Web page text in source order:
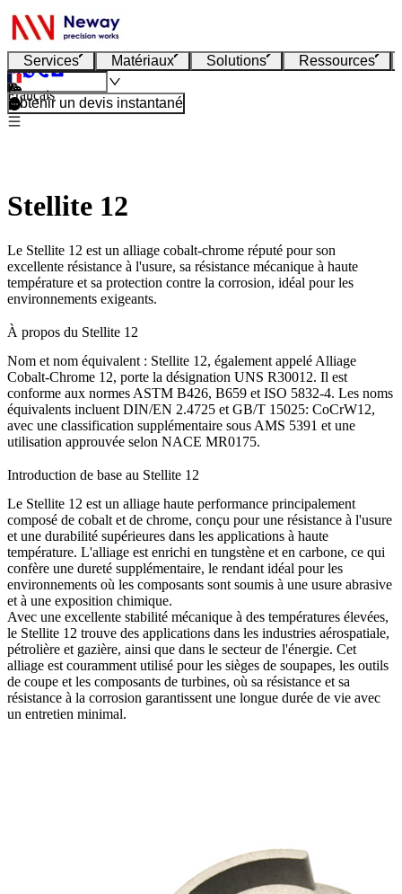
Services Matériaux Solutions Ressources
Français
Obtenir un devis instantané
Stellite 12
Le Stellite 12 est un alliage cobalt-chrome réputé pour son
excellente résistance à l'usure, sa résistance mécanique à haute
température et sa protection contre la corrosion, idéal pour les
environnements exigeants.
À propos du Stellite 12
Nom et nom équivalent : Stellite 12, également appelé Alliage
Cobalt-Chrome 12, porte la désignation UNS R30012. Il est
conforme aux normes ASTM B426, B659 et ISO 5832-4. Les noms
équivalents incluent DIN/EN 2.4725 et GB/T 15025: CoCrW12,
avec une classification supplémentaire sous AMS 5391 et une
utilisation approuvée selon NACE MR0175.
Introduction de base au Stellite 12
Le Stellite 12 est un alliage haute performance principalement
composé de cobalt et de chrome, conçu pour une résistance à l'usure
et une durabilité supérieures dans les applications à haute
température. L'alliage est enrichi en tungstène et en carbone, ce qui
confère une dureté supplémentaire, le rendant idéal pour les
environnements où les composants sont soumis à une usure abrasive
et à une exposition chimique.
Avec une excellente stabilité mécanique à des températures élevées,
le Stellite 12 trouve des applications dans les industries aérospatiale,
pétrolière et gazière, ainsi que dans le secteur de l'énergie. Cet
alliage est couramment utilisé pour les sièges de soupapes, les outils
de coupe et les composants de turbines, où sa résistance et sa
résistance à la corrosion garantissent une longue durée de vie avec
un entretien minimal.